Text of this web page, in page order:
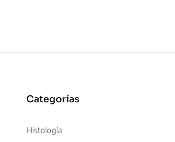
Categorías
Histología